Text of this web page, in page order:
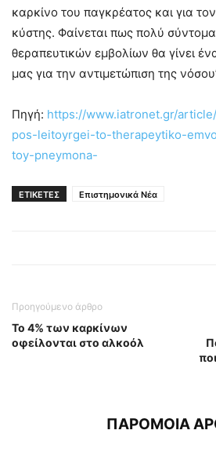
καρκίνο του παγκρέατος και για
κύστης. Φαίνεται πως πολύ
θεραπευτικών εμβολίων θα γίνει
μας για την αντιμετώπιση της
Πηγή: https://www.iatronet.gr/
pos-leitoyrgei-to-therapeytiko-
toy-pneymona-
ΕΤΙΚΕΤΕΣ Επιστημονικά Νέα
Προηγούμενο άρθρο
Το 4% των καρκίνων
οφείλονται στο αλκοόλ
ΠΑΡΟΜΟΙΑ